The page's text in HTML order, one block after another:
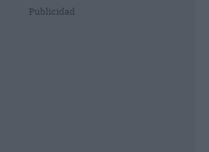
Publicidad